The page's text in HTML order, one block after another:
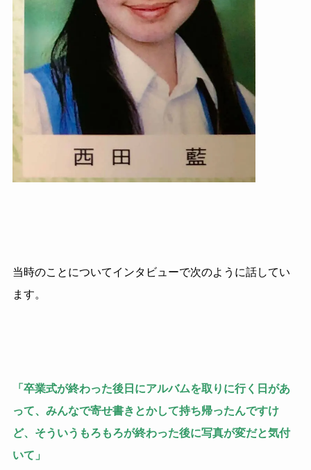
当時のことについてインタビューで次のように話してい
ます。
「卒業式が終わった後日にアルバムを取りに行く日があ
って、みんなで寄せ書きとかして持ち帰ったんですけ
ど、そういうもろもろが終わった後に写真が変だと気付
いて」